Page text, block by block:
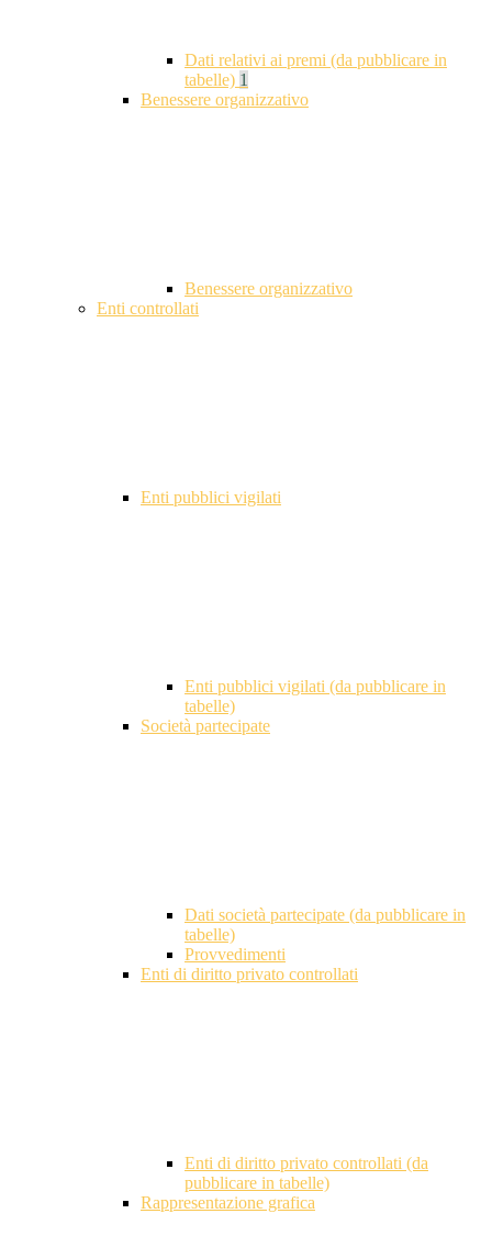
Dati relativi ai premi (da pubblicare in
tabelle) 1
Benessere organizzativo
Benessere organizzativo
Enti controllati
Enti pubblici vigilati
Enti pubblici vigilati (da pubblicare in
tabelle)
Società partecipate
Dati società partecipate (da pubblicare in
tabelle)
Provvedimenti
Enti di diritto privato controllati
Enti di diritto privato controllati (da
pubblicare in tabelle)
Rappresentazione grafica